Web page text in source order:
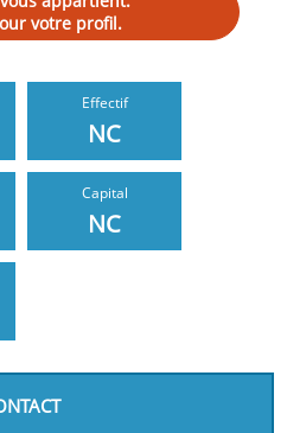
votre profil.
Effectif
NC
Capital
NC